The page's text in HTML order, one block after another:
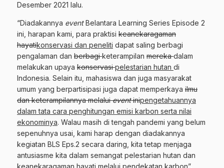
Desember 2021 lalu.
“Diadakannya eventBelantara Learning Series Episode 2
ini, harapan kami, para praktisi keanekaragaman
hayatikonservasi dan peneliti dapat saling berbagi
pengalaman dan berbagiketerampilan merekadalam
melakukan upaya konservasipelestarian hutan di
Indonesia. Selain itu, mahasiswa dan juga masyarakat
umum yang berpartisipasi juga dapat memperkaya ilmu
dan keterampilannya melaluieventinipengetahuannya
dalamtata cara penghitungan emisi karbon serta nilai
ekonominya. Walau masih di tengah pandemi yang belum
sepenuhnya usai, kami harap dengan diadakannya
kegiatan BLS Eps.2 secara daring, kita tetap menjaga
antusiasme kita dalam semangat pelestarian hutan dan
keanekaragaman hayati melalui pendekatan karbon”,